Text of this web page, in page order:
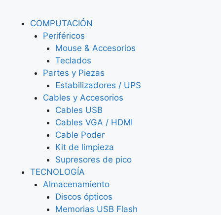
COMPUTACIÓN
Periféricos
Mouse & Accesorios
Teclados
Partes y Piezas
Estabilizadores / UPS
Cables y Accesorios
Cables USB
Cables VGA / HDMI
Cable Poder
Kit de limpieza
Supresores de pico
TECNOLOGÍA
Almacenamiento
Discos ópticos
Memorias USB Flash